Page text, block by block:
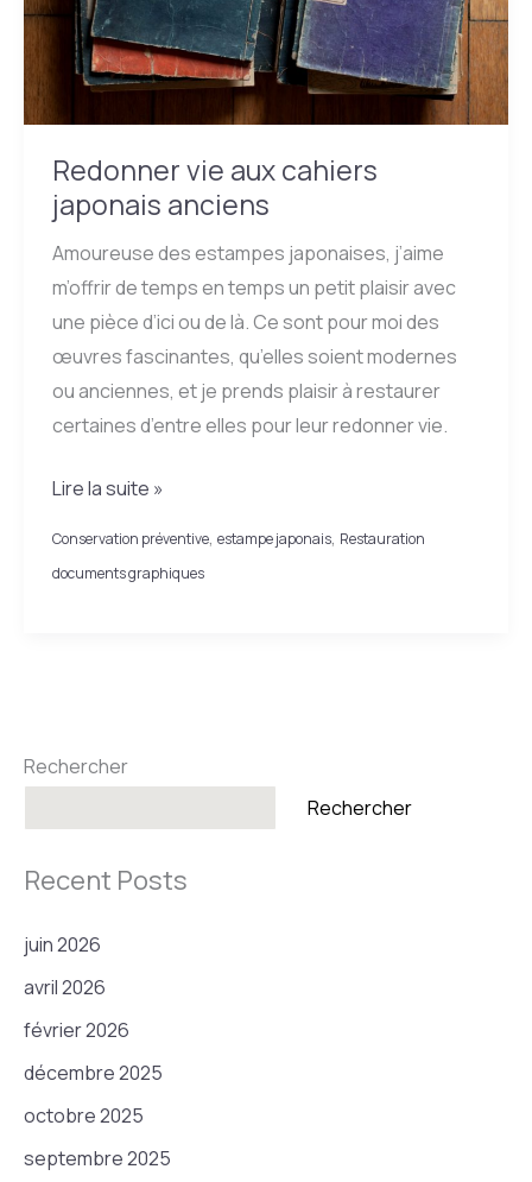
Redonner vie aux cahiers
japonais anciens
Amoureuse des estampes japonaises, j’aime
m’offrir de temps en temps un petit plaisir avec
une pièce d’ici ou de là. Ce sont pour moi des
œuvres fascinantes, qu’elles soient modernes
ou anciennes, et je prends plaisir à restaurer
certaines d’entre elles pour leur redonner vie.
Redonner
Lire la suite »
Conservation préventive, estampe japonais, Restauration
documents graphiques
Rechercher
Rechercher
Recent Posts
juin 2026
avril 2026
février 2026
décembre 2025
octobre 2025
septembre 2025